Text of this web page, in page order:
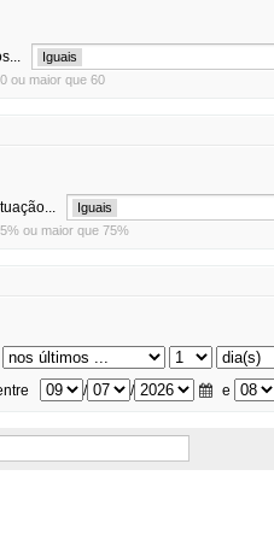
Iguais
ou maior que 60
Iguais
ou maior que 75%
/ / e